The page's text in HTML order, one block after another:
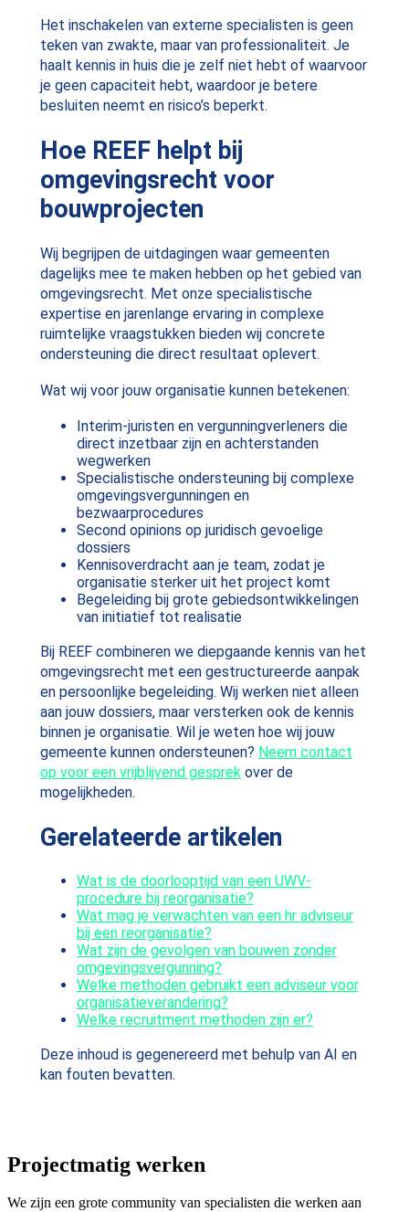
Het inschakelen van externe specialisten is geen
teken van zwakte, maar van professionaliteit. Je
haalt kennis in huis die je zelf niet hebt of waarvoor
je geen capaciteit hebt, waardoor je betere
besluiten neemt en risico’s beperkt.
Hoe REEF helpt bij
omgevingsrecht voor
bouwprojecten
Wij begrijpen de uitdagingen waar gemeenten
dagelijks mee te maken hebben op het gebied van
omgevingsrecht. Met onze specialistische
expertise en jarenlange ervaring in complexe
ruimtelijke vraagstukken bieden wij concrete
ondersteuning die direct resultaat oplevert.
Wat wij voor jouw organisatie kunnen betekenen:
Interim-juristen en vergunningverleners die
direct inzetbaar zijn en achterstanden
wegwerken
Specialistische ondersteuning bij complexe
omgevingsvergunningen en
bezwaarprocedures
Second opinions op juridisch gevoelige
dossiers
Kennisoverdracht aan je team, zodat je
organisatie sterker uit het project komt
Begeleiding bij grote gebiedsontwikkelingen
van initiatief tot realisatie
Bij REEF combineren we diepgaande kennis van het
omgevingsrecht met een gestructureerde aanpak
en persoonlijke begeleiding. Wij werken niet alleen
aan jouw dossiers, maar versterken ook de kennis
binnen je organisatie. Wil je weten hoe wij jouw
gemeente kunnen ondersteunen? Neem contact
op voor een vrijblijvend gesprekover de
mogelijkheden.
Gerelateerde artikelen
Wat is de doorlooptijd van een UWV-
procedure bij reorganisatie?
Wat mag je verwachten van een hr adviseur
bij een reorganisatie?
Wat zijn de gevolgen van bouwen zonder
omgevingsvergunning?
Welke methoden gebruikt een adviseur voor
organisatieverandering?
Welke recruitment methoden zijn er?
Deze inhoud is gegenereerd met behulp van AI en
kan fouten bevatten.
Projectmatig werken
We zijn een grote community van specialisten die werken aan